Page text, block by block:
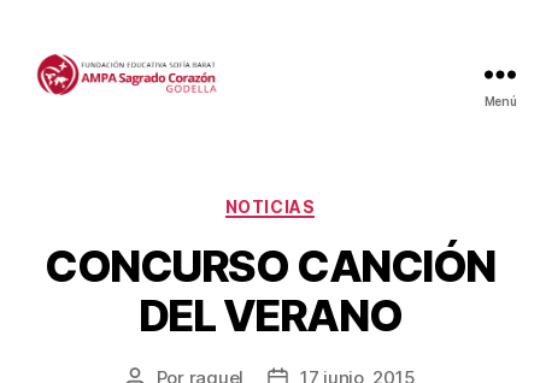
Menú
Categorías
NOTICIAS
CONCURSO CANCIÓN
DEL VERANO
Por raquel
17 junio, 2015